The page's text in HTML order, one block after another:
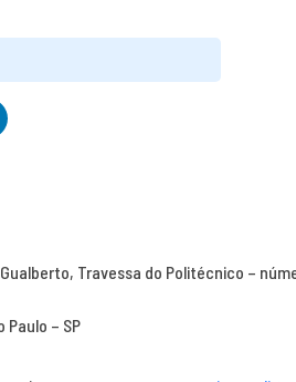
Travessa do Politécnico –
Paulo – SP